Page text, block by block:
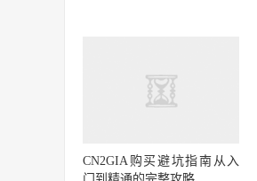
CN2GIA购买避坑指南从入